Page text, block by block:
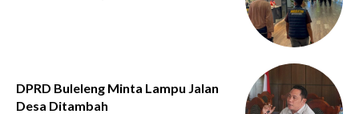
DPRD Buleleng Minta Lampu Jalan
Desa Ditambah